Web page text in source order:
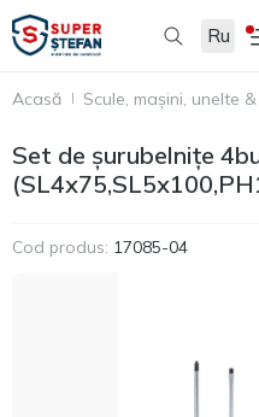
Ru
Acasă Scule, mașini, unelte
Set de șurubelnițe
Cod produs: 17085-04